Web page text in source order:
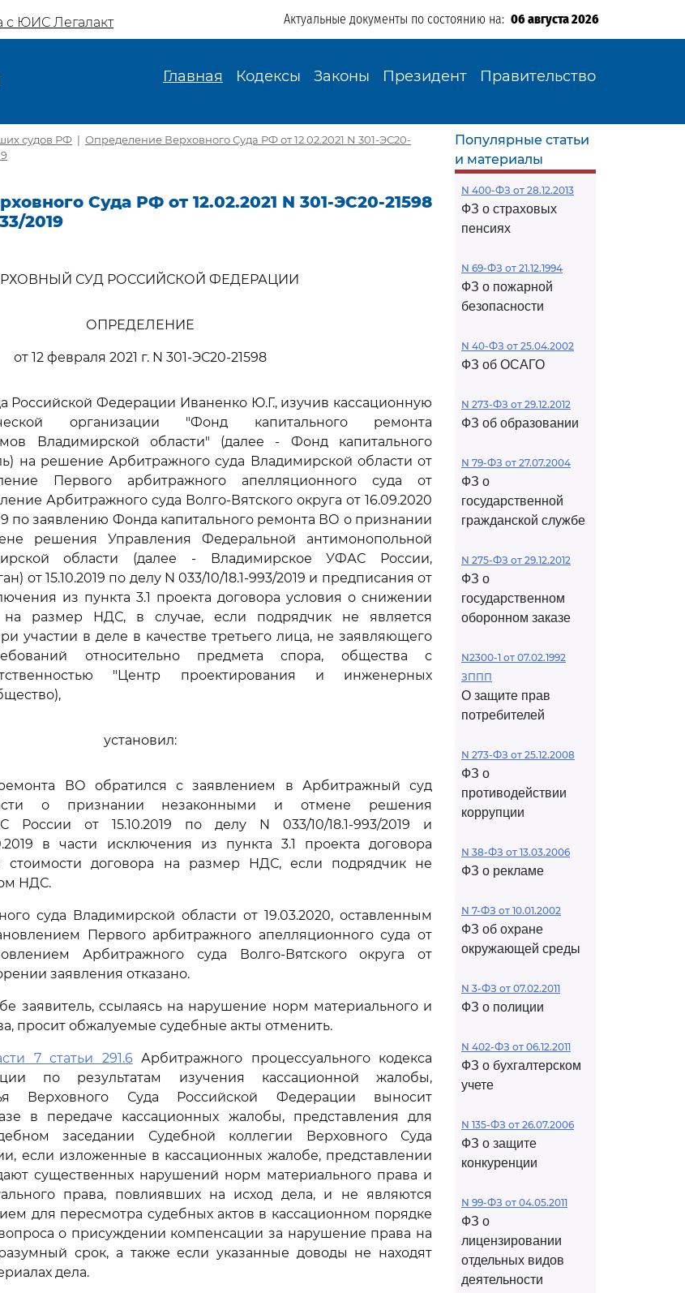
с ЮИС Легалакт Актуальные документы по состоянию на: 06 августа 2026
Главная Кодексы Законы Президент Правительство
судов РФ | Определение Верховного Суда РФ от 12.02.2021 N 301-ЭС20-
Суда РФ от 12.02.2021 N 301-ЭС20-21598
2019
СУД РОССИЙСКОЙ ФЕДЕРАЦИИ
ОПРЕДЕЛЕНИЕ
от 12 февраля 2021 г. N 301-ЭС20-21598
Российской Федерации Иваненко Ю.Г., изучив кассационную
организации "Фонд капитального ремонта
Владимирской области" (далее - Фонд капитального
на решение Арбитражного суда Владимирской области от
Первого арбитражного апелляционного суда от
Арбитражного суда Волго-Вятского округа от 16.09.2020
по заявлению Фонда капитального ремонта ВО о признании
решения Управления Федеральной антимонопольной
области (далее - Владимирское УФАС России,
от 15.10.2019 по делу N 033/10/18.1-993/2019 и предписания от
из пункта 3.1 проекта договора условия о снижении
на размер НДС, в случае, если подрядчик не является
участии в деле в качестве третьего лица, не заявляющего
относительно предмета спора, общества с
"Центр проектирования и инженерных
установил:
ВО обратился с заявлением в Арбитражный суд
о признании незаконными и отмене решения
России от 15.10.2019 по делу N 033/10/18.1-993/2019 и
в части исключения из пункта 3.1 проекта договора
стоимости договора на размер НДС, если подрядчик не
НДС.
суда Владимирской области от 19.03.2020, оставленным
Первого арбитражного апелляционного суда от
Арбитражного суда Волго-Вятского округа от
заявления отказано.
заявитель, ссылаясь на нарушение норм материального и
просит обжалуемые судебные акты отменить.
7 статьи 291.6Арбитражного процессуального кодекса
по результатам изучения кассационной жалобы,
Верховного Суда Российской Федерации выносит
в передаче кассационных жалобы, представления для
заседании Судебной коллегии Верховного Суда
если изложенные в кассационных жалобе, представлении
существенных нарушений норм материального права и
права, повлиявших на исход дела, и не являются
для пересмотра судебных актов в кассационном порядке
о присуждении компенсации за нарушение права на
срок, а также если указанные доводы не находят
дела.
Популярные статьи
и материалы
N 400-ФЗ от 28.12.2013
ФЗ о страховых
пенсиях
N 69-ФЗ от 21.12.1994
ФЗ о пожарной
безопасности
N 40-ФЗ от 25.04.2002
ФЗ об ОСАГО
N 273-ФЗ от 29.12.2012
ФЗ об образовании
N 79-ФЗ от 27.07.2004
ФЗ о
государственной
гражданской службе
N 275-ФЗ от 29.12.2012
ФЗ о
государственном
оборонном заказе
N2300-1 от 07.02.1992
ЗППП
О защите прав
потребителей
N 273-ФЗ от 25.12.2008
ФЗ о
противодействии
коррупции
N 38-ФЗ от 13.03.2006
ФЗ о рекламе
N 7-ФЗ от 10.01.2002
ФЗ об охране
окружающей среды
N 3-ФЗ от 07.02.2011
ФЗ о полиции
N 402-ФЗ от 06.12.2011
ФЗ о бухгалтерском
учете
N 135-ФЗ от 26.07.2006
ФЗ о защите
конкуренции
N 99-ФЗ от 04.05.2011
ФЗ о
лицензировании
отдельных видов
деятельности